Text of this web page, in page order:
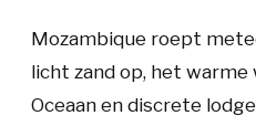
Mozambique roept
licht zand op, het warme
Oceaan en discrete